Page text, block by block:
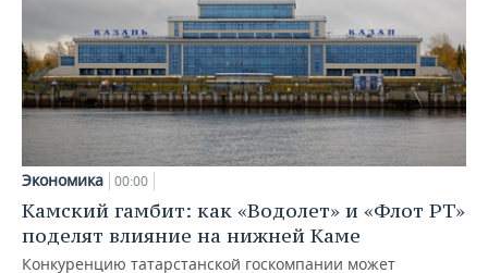
Экономика 00:00
Камский гамбит: как «Водолет» и «Флот РТ»
поделят влияние на нижней Каме
Конкуренцию татарстанской госкомпании может